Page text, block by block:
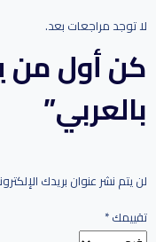
لا توجد مراجعات بعد.
كن أول من
بالعربي”
لن يتم نشر عنوان بريدك
تقييمك*